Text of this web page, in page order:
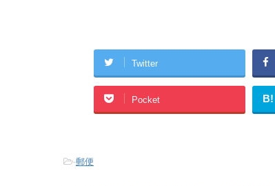
Twitter
Pocket B!
-郵便